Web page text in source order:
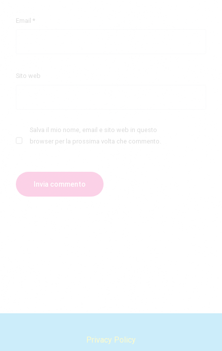
Email*
Sito web
Salva il mio nome, email e sito web in questo
browser per la prossima volta che commento.
Privacy Policy